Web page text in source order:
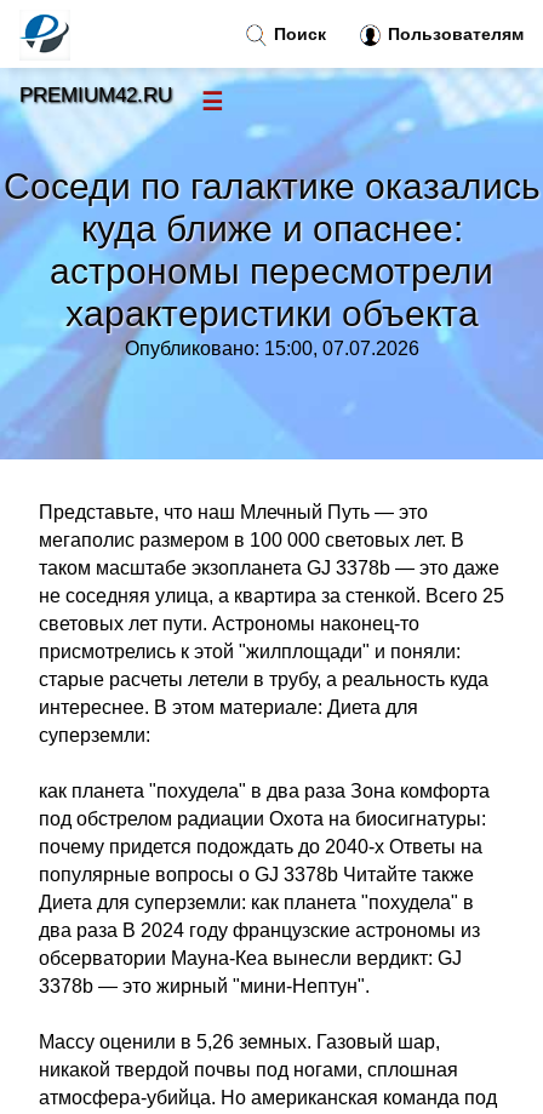
Соседи по галактике оказались
куда ближе и опаснее:
астрономы пересмотрели
характеристики объекта
Опубликовано: 15:00, 07.07.2026
Представьте, что наш Млечный Путь — это
мегаполис размером в 100 000 световых лет. В
таком масштабе экзопланета GJ 3378b — это даже
не соседняя улица, а квартира за стенкой. Всего 25
световых лет пути. Астрономы наконец-то
присмотрелись к этой "жилплощади" и поняли:
старые расчеты летели в трубу, а реальность куда
интереснее. В этом материале: Диета для
суперземли:
как планета "похудела" в два раза Зона комфорта
под обстрелом радиации Охота на биосигнатуры:
почему придется подождать до 2040-х Ответы на
популярные вопросы о GJ 3378b Читайте также
Диета для суперземли: как планета "похудела" в
два раза В 2024 году французские астрономы из
обсерватории Мауна-Кеа вынесли вердикт: GJ
3378b — это жирный "мини-Нептун".
Массу оценили в 5,26 земных. Газовый шар,
никакой твердой почвы под ногами, сплошная
атмосфера-убийца. Но американская команда под
Поиск Пользователям
PREMIUM42.RU ☰
Тренды новостей»
Рубрики»
Правила »